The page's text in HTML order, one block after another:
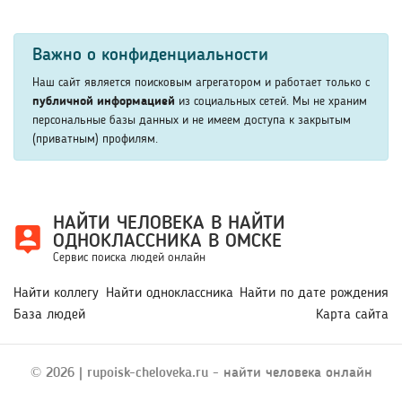
популярные платформы, где пользователи публикуют
открытые данные о себе. Система может анализировать
профили, фотографии, места учебы и работы. Это
помогает быстрее находить нужных людей и уточнять
результаты поиска по дополнительным параметрам.
Важно о конфиденциальности
Наш сайт является поисковым агрегатором и работает только с
публичной информацией из социальных сетей. Мы не храним
персональные базы данных и не имеем доступа к закрытым
(приватным) профилям.
НАЙТИ ЧЕЛОВЕКА В НАЙТИ
ОДНОКЛАССНИКА В ОМСКЕ
Сервис поиска людей онлайн
Найти коллегу Найти одноклассника Найти по дате рождения
База людей
Карта сайта
© 2026 | rupoisk-cheloveka.ru - найти человека онлайн